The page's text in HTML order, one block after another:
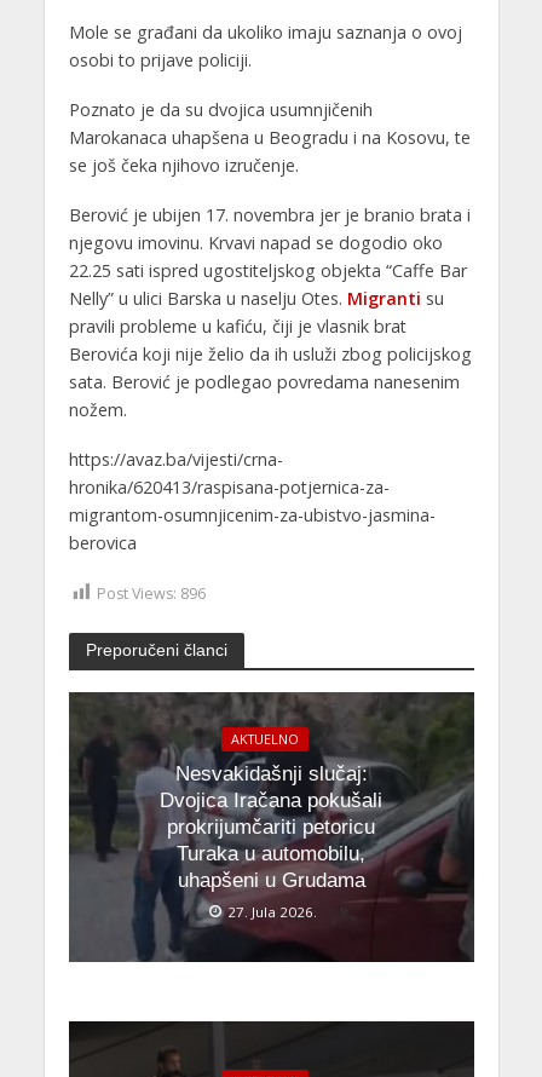
Mole se građani da ukoliko imaju saznanja o ovoj
osobi to prijave policiji.
Poznato je da su dvojica usumnjičenih
Marokanaca uhapšena u Beogradu i na Kosovu, te
se još čeka njihovo izručenje.
Berović je ubijen 17. novembra jer je branio brata i
njegovu imovinu. Krvavi napad se dogodio oko
22.25 sati ispred ugostiteljskog objekta “Caffe Bar
Nelly” u ulici Barska u naselju Otes. Migranti su
pravili probleme u kafiću, čiji je vlasnik brat
Berovića koji nije želio da ih usluži zbog policijskog
sata. Berović je podlegao povredama nanesenim
nožem.
https://avaz.ba/vijesti/crna-
hronika/620413/raspisana-potjernica-za-
migrantom-osumnjicenim-za-ubistvo-jasmina-
berovica
Post Views: 896
Preporučeni članci
AKTUELNO
Nesvakidašnji slučaj:
Dvojica Iračana pokušali
prokrijumčariti petoricu
Turaka u automobilu,
uhapšeni u Grudama
27. Jula 2026.